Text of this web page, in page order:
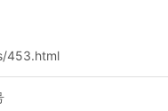
453.html